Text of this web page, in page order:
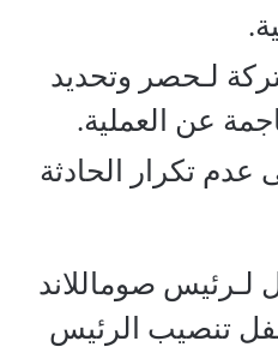
لـحصر وتحديد
عن العملية.
عدم تكرار الحادثة
لـرئيس صوماللاند
تنصيب الرئيس